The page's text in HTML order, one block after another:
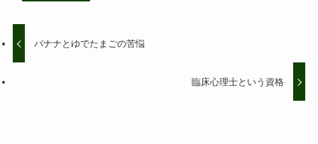
バナナとゆでたまごの苦悩
臨床心理士という資格